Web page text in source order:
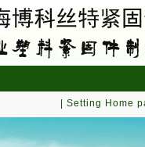
Setting Home